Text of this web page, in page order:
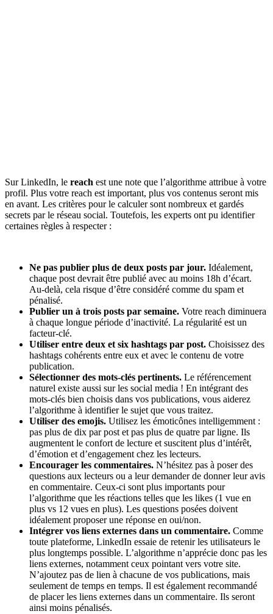
Sur LinkedIn, le reach est une note que l’algorithme attribue à votre
profil. Plus votre reach est important, plus vos contenus seront mis
en avant. Les critères pour le calculer sont nombreux et gardés
secrets par le réseau social. Toutefois, les experts ont pu identifier
certaines règles à respecter :
Ne pas publier plus de deux posts par jour. Idéalement,
chaque post devrait être publié avec au moins 18h d’écart.
Au-delà, cela risque d’être considéré comme du spam et
pénalisé.
Publier un à trois posts par semaine. Votre reach diminuera
à chaque longue période d’inactivité. La régularité est un
facteur-clé.
Utiliser entre deux et six hashtags par post. Choisissez des
hashtags cohérents entre eux et avec le contenu de votre
publication.
Sélectionner des mots-clés pertinents. Le référencement
naturel existe aussi sur les social media ! En intégrant des
mots-clés bien choisis dans vos publications, vous aiderez
l’algorithme à identifier le sujet que vous traitez.
Utiliser des emojis. Utilisez les émoticônes intelligemment :
pas plus de dix par post et pas plus de quatre par ligne. Ils
augmentent le confort de lecture et suscitent plus d’intérêt,
d’émotion et d’engagement chez les lecteurs.
Encourager les commentaires. N’hésitez pas à poser des
questions aux lecteurs ou a leur demander de donner leur avis
en commentaire. Ceux-ci sont plus importants pour
l’algorithme que les réactions telles que les likes (1 vue en
plus vs 12 vues en plus). Les questions posées doivent
idéalement proposer une réponse en oui/non.
Intégrer vos liens externes dans un commentaire. Comme
toute plateforme, LinkedIn essaie de retenir les utilisateurs le
plus longtemps possible. L’algorithme n’apprécie donc pas les
liens externes, notamment ceux pointant vers votre site.
N’ajoutez pas de lien à chacune de vos publications, mais
seulement de temps en temps. Il est également recommandé
de placer les liens externes dans un commentaire. Ils seront
ainsi moins pénalisés.